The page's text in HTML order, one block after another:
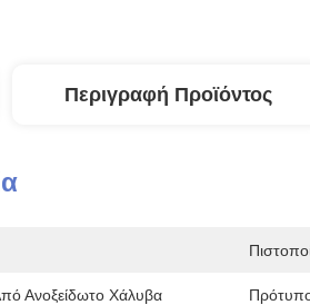
Περιγραφή Προϊόντος
Ανοξείδωτο Χάλυβα